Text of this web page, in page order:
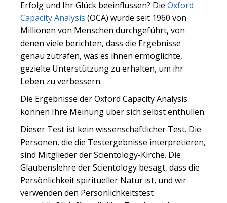
Erfolg und Ihr Glück beeinflussen? Die Oxford
Capacity Analysis (OCA) wurde seit 1960 von
Millionen von Menschen durchgeführt, von
denen viele berichten, dass die Ergebnisse
genau zutrafen, was es ihnen ermöglichte,
gezielte Unterstützung zu erhalten, um ihr
Leben zu verbessern.
Die Ergebnisse der Oxford Capacity Analysis
können Ihre Meinung über sich selbst enthüllen.
Dieser Test ist kein wissenschaftlicher Test. Die
Personen, die die Testergebnisse interpretieren,
sind Mitglieder der Scientology-Kirche. Die
Glaubenslehre der Scientology besagt, dass die
Persönlichkeit spiritueller Natur ist, und wir
verwenden den Persönlichkeitstest